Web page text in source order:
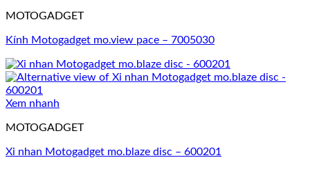
MOTOGADGET
Kính Motogadget mo.view pace – 7005030
Xem nhanh
MOTOGADGET
Xi nhan Motogadget mo.blaze disc – 600201